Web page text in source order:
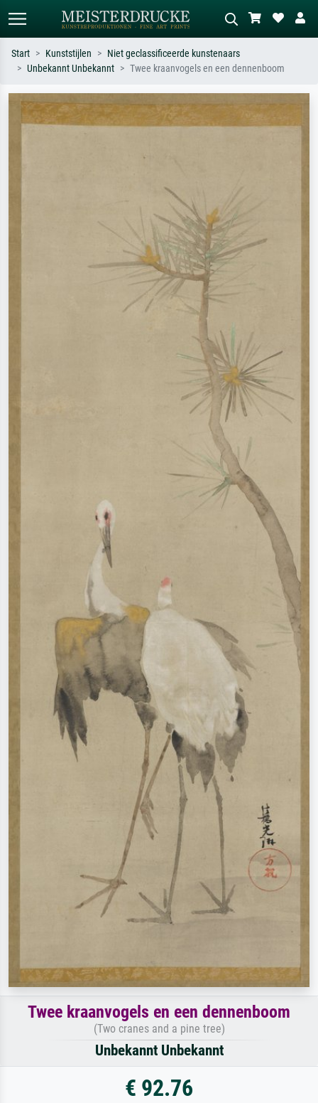
Zoek op kunstenaar, titel of stijl – bijv.
Monet, Sterrennacht, impressionisme,
Beschrijf de scène – bijv. groene
weide, abstract met veel rood, donker
Start Kunststijlen
Niet geclassificeerde kunstenaars
Unbekannt Unbekannt
Twee kraanvogels en een dennenboom
Twee kraanvogels en een dennenboom
(Two cranes and a pine tree)
Unbekannt Unbekannt
€ 92.76